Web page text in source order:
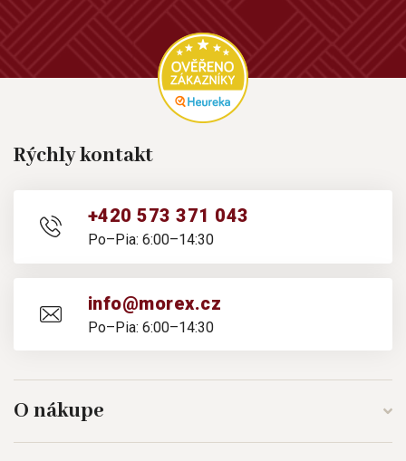
Rýchly kontakt
+420 573 371 043
Po–Pia: 6:00–14:30
info@morex.cz
Po–Pia: 6:00–14:30
O nákupe